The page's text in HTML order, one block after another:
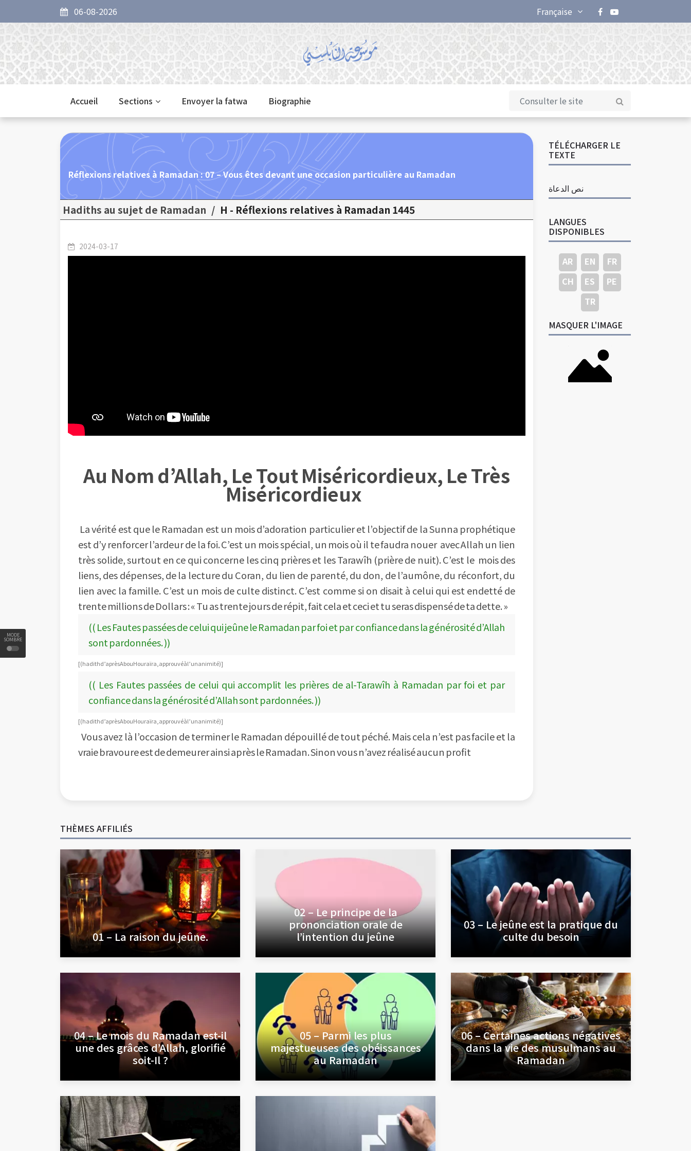
MODE
SOMBRE
06-08-2026 Française
Accueil Sections Envoyer la fatwa Biographie
Réflexions relatives à Ramadan : 07 – Vous êtes devant une occasion particulière au Ramadan
Hadiths au sujet de Ramadan / 1445 H - Réflexions relatives à Ramadan
2024-03-17
Au Nom d’Allah, Le Tout Miséricordieux, Le Très
Miséricordieux
La vérité est que le Ramadan est un mois d’adoration particulier et l’objectif de la Sunna prophétique
est d’y renforcer l’ardeur de la foi. C’est un mois spécial, un mois où il te faudra nouer avec Allah un lien
très solide, surtout en ce qui concerne les cinq prières et les Tarawîh (prière de nuit). C’est le mois des
liens, des dépenses, de la lecture du Coran, du lien de parenté, du don, de l’aumône, du réconfort, du
lien avec la famille. C’est un mois de culte distinct. C’est comme si on disait à celui qui est endetté de
trente millions de Dollars : « Tu as trente jours de répit, fait cela et ceci et tu seras dispensé de ta dette. »
(( Les Fautes passées de celui qui jeûne le Ramadan par foi et par confiance dans la générosité d’Allah
sont pardonnées. ))
[ (hadith d’après Abou Houraïra, approuvé à l’unanimité) ]
(( Les Fautes passées de celui qui accomplit les prières de al-Tarawîh à Ramadan par foi et par
confiance dans la générosité d’Allah sont pardonnées. ))
[ (hadith d’après Abou Houraïra, approuvé à l’unanimité) ]
Vous avez là l’occasion de terminer le Ramadan dépouillé de tout péché. Mais cela n’est pas facile et la
vraie bravoure est de demeurer ainsi après le Ramadan. Sinon vous n’avez réalisé aucun profit
TÉLÉCHARGER LE
TEXTE
نص الدعاة
LANGUES
DISPONIBLES
AR EN
FR
CH
ES
PE
TR
MASQUER L'IMAGE
THÈMES AFFILIÉS
01 – La raison du jeûne.
02 – Le principe de la
prononciation orale de
l’intention du jeûne
03 – Le jeûne est la pratique du
culte du besoin
04 – Le mois du Ramadan est-il
une des grâces d’Allah, glorifié
soit-Il ?
05 – Parmi les plus
majestueuses des obéissances
au Ramadan
06 – Certaines actions négatives
dans la vie des musulmans au
Ramadan